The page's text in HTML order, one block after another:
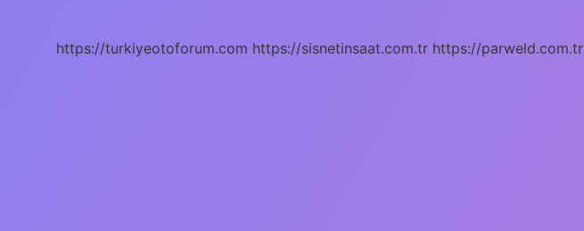
https://turkiyeotoforum.com https://sisnetinsaat.com.tr https://parweld.com.tr